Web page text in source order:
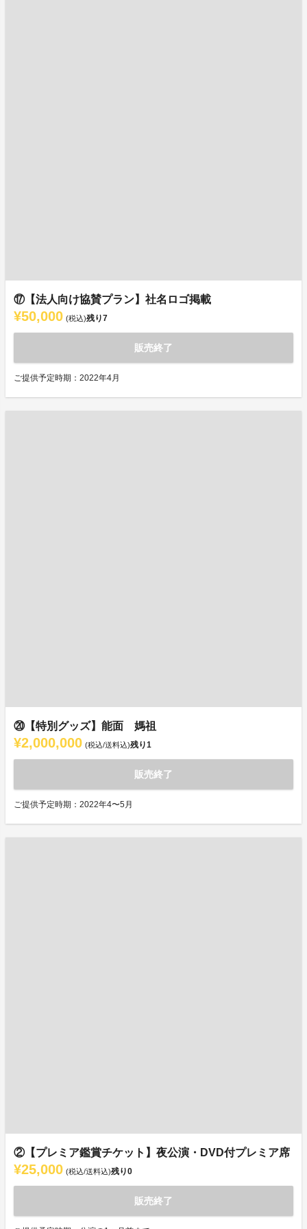
⑰【法人向け協賛プラン】社名ロゴ掲載
¥50,000 (税込)残り7
販売終了
ご提供予定時期：2022年4月
⑳【特別グッズ】能面 媽祖
¥2,000,000 (税込/送料込)残り1
販売終了
ご提供予定時期：2022年4〜5月
②【プレミア鑑賞チケット】夜公演・DVD付プレミア席
¥25,000 (税込/送料込)残り0
販売終了